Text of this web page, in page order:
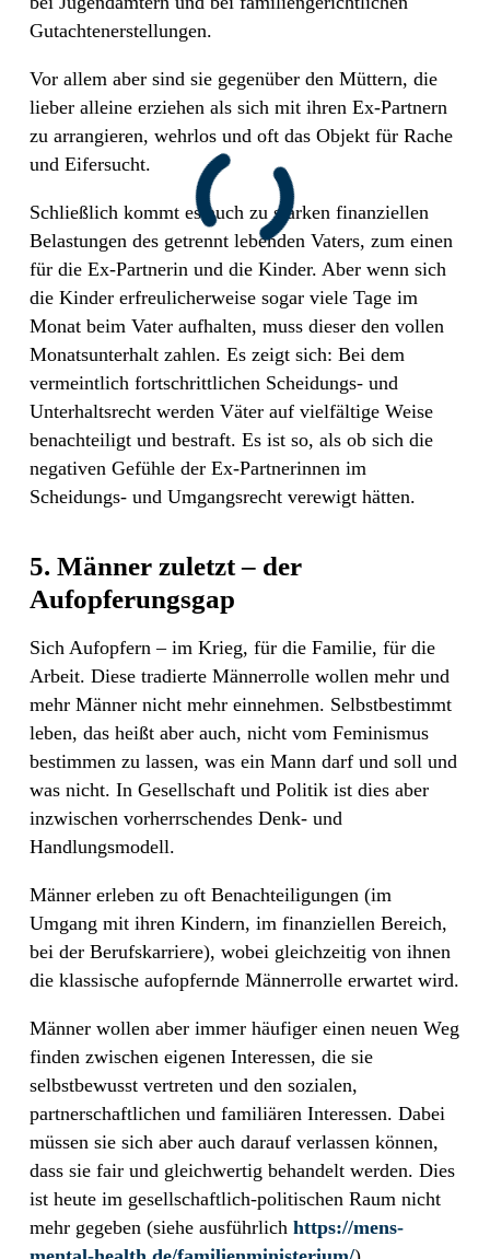
Gutachtenerstellungen.
Vor allem aber sind sie gegenüber den Müttern, die
lieber alleine erziehen als sich mit ihren Ex-Partnern
zu arrangieren, wehrlos und oft das Objekt für Rache
und Eifersucht.
Schließlich kommt es auch zu starken finanziellen
Belastungen des getrennt lebenden Vaters, zum einen
für die Ex-Partnerin und die Kinder. Aber wenn sich
die Kinder erfreulicherweise sogar viele Tage im
Monat beim Vater aufhalten, muss dieser den vollen
Monatsunterhalt zahlen. Es zeigt sich: Bei dem
vermeintlich fortschrittlichen Scheidungs- und
Unterhaltsrecht werden Väter auf vielfältige Weise
benachteiligt und bestraft. Es ist so, als ob sich die
negativen Gefühle der Ex-Partnerinnen im
Scheidungs- und Umgangsrecht verewigt hätten.
5. Männer zuletzt – der
Aufopferungsgap
Sich Aufopfern – im Krieg, für die Familie, für die
Arbeit. Diese tradierte Männerrolle wollen mehr und
mehr Männer nicht mehr einnehmen. Selbstbestimmt
leben, das heißt aber auch, nicht vom Feminismus
bestimmen zu lassen, was ein Mann darf und soll und
was nicht. In Gesellschaft und Politik ist dies aber
inzwischen vorherrschendes Denk- und
Handlungsmodell.
Männer erleben zu oft Benachteiligungen (im
Umgang mit ihren Kindern, im finanziellen Bereich,
bei der Berufskarriere), wobei gleichzeitig von ihnen
die klassische aufopfernde Männerrolle erwartet wird.
Männer wollen aber immer häufiger einen neuen Weg
finden zwischen eigenen Interessen, die sie
selbstbewusst vertreten und den sozialen,
partnerschaftlichen und familiären Interessen. Dabei
müssen sie sich aber auch darauf verlassen können,
dass sie fair und gleichwertig behandelt werden. Dies
ist heute im gesellschaftlich-politischen Raum nicht
mehr gegeben (siehe ausführlich https://mens-